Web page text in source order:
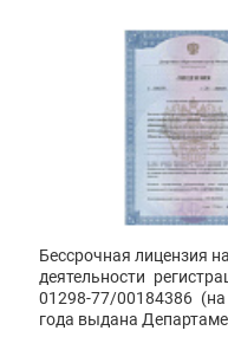
Бессрочная лицензия
деятельности
01298-77/00184386
года выдана